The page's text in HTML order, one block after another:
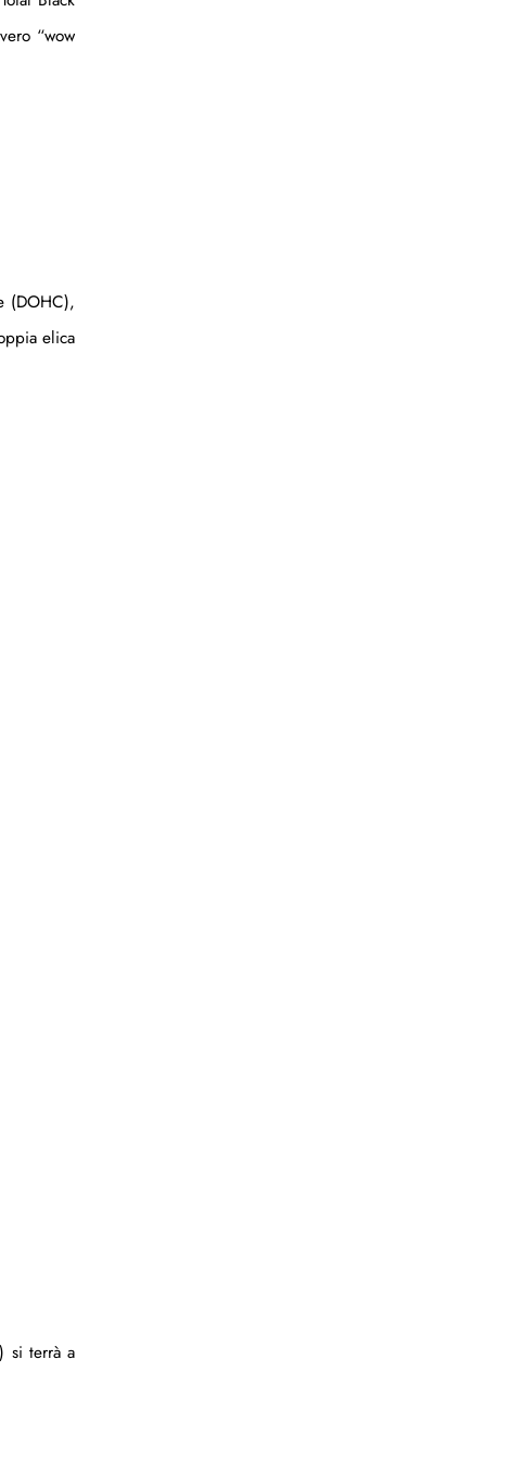
“wow
(DOHC),
elica
si terrà a